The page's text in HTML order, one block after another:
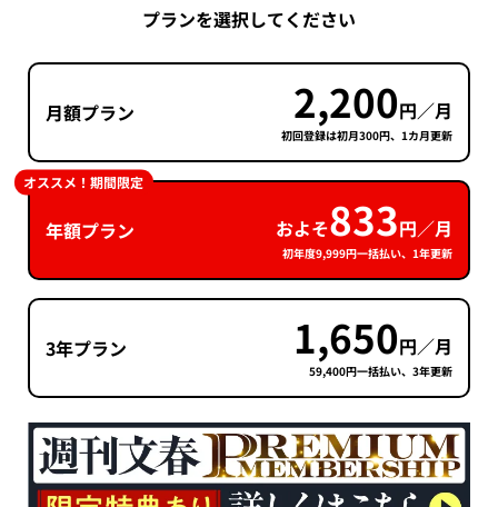
プランを選択してください
月額プラン 2,200円／月
初回登録は初月300円、1カ月更新
年額プラン およそ833円／月
初年度9,999円一括払い、1年更新
オススメ！期間限定
3年プラン 1,650円／月
59,400円一括払い、3年更新